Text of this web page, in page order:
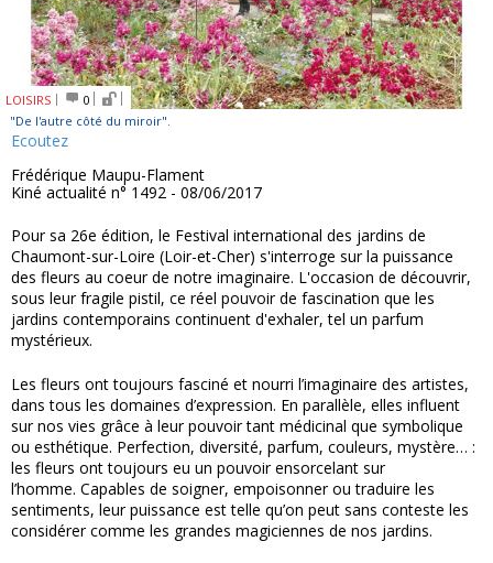
LOISIRS
0
"De l'autre côté du miroir".
Ecoutez
Frédérique Maupu-Flament
Kiné actualité n° 1492 - 08/06/2017
Pour sa 26e édition, le Festival international des jardins de
Chaumont-sur-Loire (Loir-et-Cher) s'interroge sur la puissance
des fleurs au coeur de notre imaginaire. L'occasion de découvrir,
sous leur fragile pistil, ce réel pouvoir de fascination que les
jardins contemporains continuent d'exhaler, tel un parfum
mystérieux.
Les fleurs ont toujours fasciné et nourri l’imaginaire des artistes,
dans tous les domaines d’expression. En parallèle, elles influent
sur nos vies grâce à leur pouvoir tant médicinal que symbolique
ou esthétique. Perfection, diversité, parfum, couleurs, mystère… :
les fleurs ont toujours eu un pouvoir ensorcelant sur
l’homme. Capables de soigner, empoisonner ou traduire les
sentiments, leur puissance est telle qu’on peut sans conteste les
considérer comme les grandes magiciennes de nos jardins.